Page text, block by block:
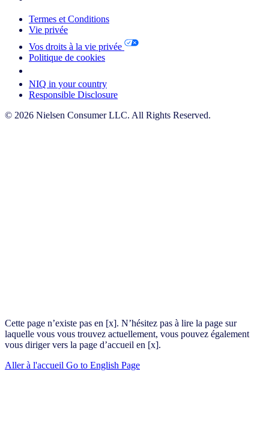
Termes et Conditions
Vie privée
Vos droits à la vie privée
Politique de cookies
NIQ in your country
Responsible Disclosure
© 2026 Nielsen Consumer LLC. All Rights Reserved.
Cette page n’existe pas en [x]. N’hésitez pas à lire la page sur
laquelle vous vous trouvez actuellement, vous pouvez également
vous diriger vers la page d’accueil en [x].
Aller à l'accueil Go to English Page